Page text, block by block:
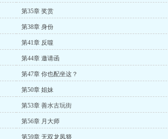
第35章 奖赏
第38章 身份
第41章 反噬
第44章 邀请函
第47章 你也配坐这？
第50章 姐妹
第53章 善水古玩街
第56章 月大师
第59章 无双龙凤簪